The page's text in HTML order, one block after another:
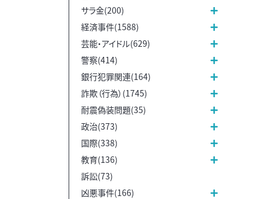
サラ金(200)
経済事件(1588)
芸能・アイドル(629)
警察(414)
銀行犯罪関連(164)
詐欺（行為）(1745)
耐震偽装問題(35)
政治(373)
国際(338)
教育(136)
訴訟(73)
凶悪事件(166)